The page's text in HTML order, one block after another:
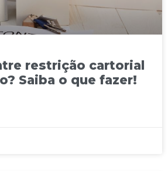
restrição cartorial
Saiba o que fazer!